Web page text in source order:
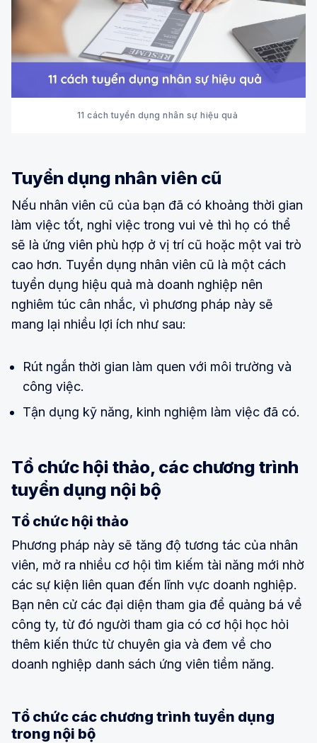
11 cách tuyển dụng nhân sự hiệu quả
Tuyển dụng nhân viên cũ
Nếu nhân viên cũ của bạn đã có khoảng thời gian
làm việc tốt, nghỉ việc trong vui vẻ thì họ có thể
sẽ là ứng viên phù hợp ở vị trí cũ hoặc một vai trò
cao hơn. Tuyển dụng nhân viên cũ là một cách
tuyển dụng hiệu quả mà doanh nghiệp nên
nghiêm túc cân nhắc, vì phương pháp này sẽ
mang lại nhiều lợi ích như sau:
Rút ngắn thời gian làm quen với môi trường và
công việc.
Tận dụng kỹ năng, kinh nghiệm làm việc đã có.
Tổ chức hội thảo, các chương trình
tuyển dụng nội bộ
Tổ chức hội thảo
Phương pháp này sẽ tăng độ tương tác của nhân
viên, mở ra nhiều cơ hội tìm kiếm tài năng mới nhờ
các sự kiện liên quan đến lĩnh vực doanh nghiệp.
Bạn nên cử các đại diện tham gia để quảng bá về
công ty, từ đó người tham gia có cơ hội học hỏi
thêm kiến thức từ chuyên gia và đem về cho
doanh nghiệp danh sách ứng viên tiềm năng.
Tổ chức các chương trình tuyển dụng
trong nội bộ